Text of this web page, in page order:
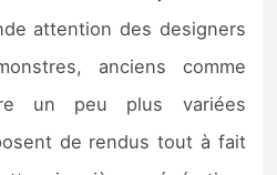
attention des designers
anciens comme
un peu plus variées
de rendus tout à fait